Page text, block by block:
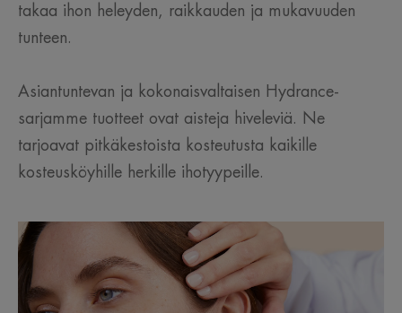
takaa ihon heleyden, raikkauden ja mukavuuden
tunteen.
Asiantuntevan ja kokonaisvaltaisen Hydrance-
sarjamme tuotteet ovat aisteja hiveleviä. Ne
tarjoavat pitkäkestoista kosteutusta kaikille
kosteusköyhille herkille ihotyypeille.